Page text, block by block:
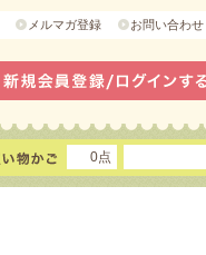
メルマガ登録 お問い合わせ
0点